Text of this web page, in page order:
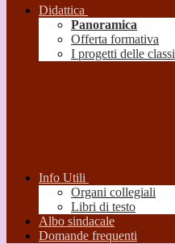
Didattica
Panoramica
Offerta formativa
I progetti delle classi
Info Utili
Organi collegiali
Libri di testo
Albo sindacale
Domande frequenti